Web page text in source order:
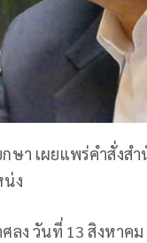
ษา เผยแพร่คำสั่งส
ง
ลง วันที่ 13 สิงหา